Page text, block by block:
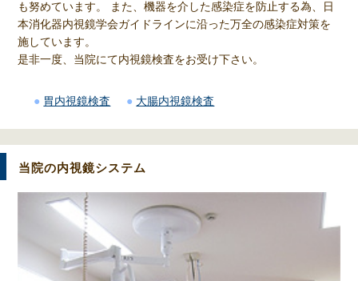
も努めています。 また、機器を介した感染症を防止する為、日
本消化器内視鏡学会ガイドラインに沿った万全の感染症対策を
施しています。
是非一度、当院にて内視鏡検査をお受け下さい。
胃内視鏡検査 大腸内視鏡検査
当院の内視鏡システム